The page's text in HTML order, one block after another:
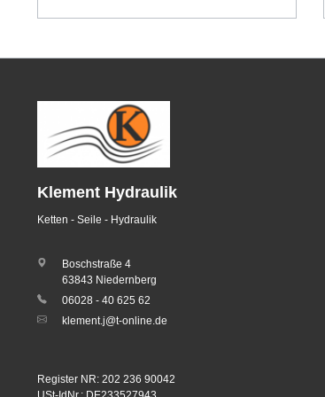
Klement Hydraulik
Ketten - Seile - Hydraulik
Boschstraße 4
63843 Niedernberg
06028 - 40 625 62
klement.j@t-online.de
Register NR: 202 236 90042